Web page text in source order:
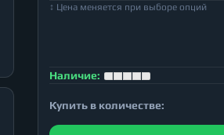
↕ Цена меняется при выборе опций
Наличие:
Купить в количестве: